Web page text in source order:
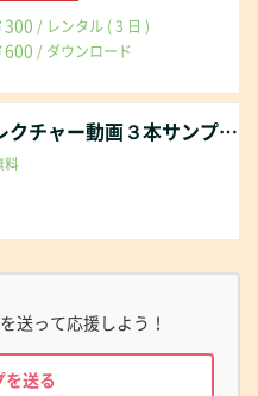
300 / レンタル ( 3 日 )
600 / ダウンロード
レクチャー動画３本サンプル
料
送って応援しよう！
を送る